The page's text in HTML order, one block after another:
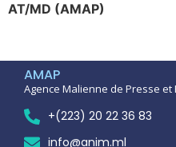
AT/MD (AMAP)
AMAP
Agence Malienne de Presse et
+(223) 20 22 36 83
info@anim.ml